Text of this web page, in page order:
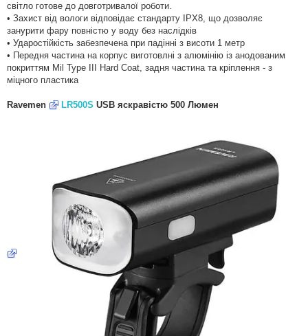
світло готове до довготривалої роботи.
• Захист від вологи відповідає стандарту IPX8, що дозволяє
занурити фару повністю у воду без наслідків
• Ударостійкість забезпечена при падінні з висоти 1 метр
• Передня частина на корпус виготовлні з алюмінію із анодованим
покриттям Mil Type III Hard Coat, задня частина та кріплення - з
міцного пластика
Ravemen LR500S USB яскравістю 500 Люмен